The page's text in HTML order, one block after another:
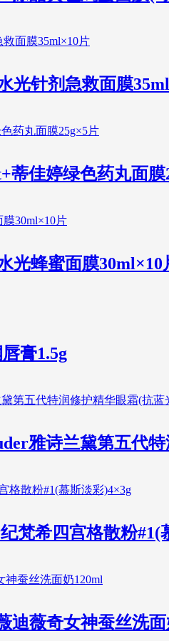
光针剂急救面膜
蒂佳婷绿色药丸面膜
光蜂蜜面膜30ml×10
膏1.5g
雅诗兰黛第五代
梵希四宫格散粉#1(
迪薇奇女神蚕丝洗